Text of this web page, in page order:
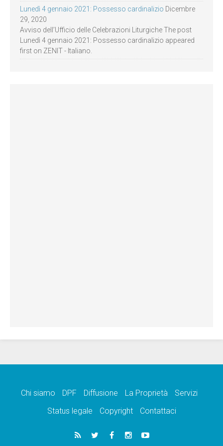
Lunedì 4 gennaio 2021: Possesso cardinalizio Dicembre
29, 2020
Avviso dell’Ufficio delle Celebrazioni Liturgiche The post
Lunedì 4 gennaio 2021: Possesso cardinalizio appeared
first on ZENIT - Italiano.
Chi siamo DPF Diffusione La Proprietà
Servizi
Status legale
Copyright Contattaci